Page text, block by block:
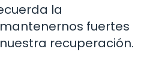
la
fuertes
recuperación.